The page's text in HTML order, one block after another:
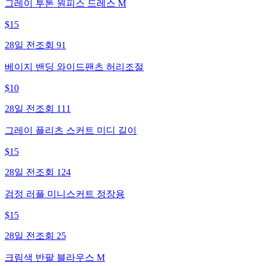
그레이 투톤 원피스 드레스 M
$15
28일 전 조회 91
베이지 밴딩 와이드팬츠 허리조절
$10
28일 전 조회 111
그레이 플리츠 스커트 미디 길이
$15
28일 전 조회 124
검정 러플 미니스커트 정장용
$15
28일 전 조회 25
크림색 반팔 블라우스 M